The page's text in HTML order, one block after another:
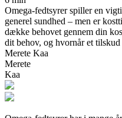
Omega-fedtsyrer spiller en
generel sundhed – men er
dække behovet gennem din
dit behov, og hvornår et
Merete Kaa
Merete
Kaa